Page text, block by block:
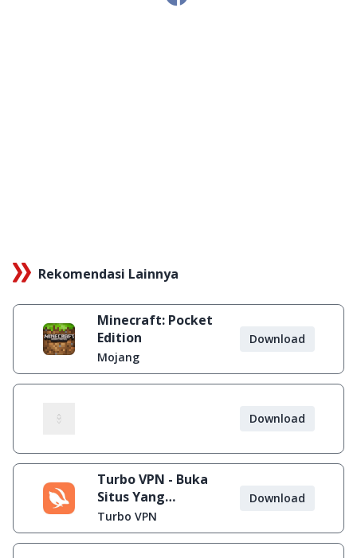
Rekomendasi Lainnya
Minecraft: Pocket
Edition
Mojang
Download
Download
Turbo VPN - Buka
Situs Yang
Diblokir
Turbo VPN
Download